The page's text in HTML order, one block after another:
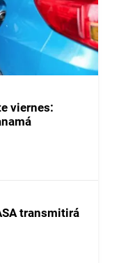
viernes:
transmitirá